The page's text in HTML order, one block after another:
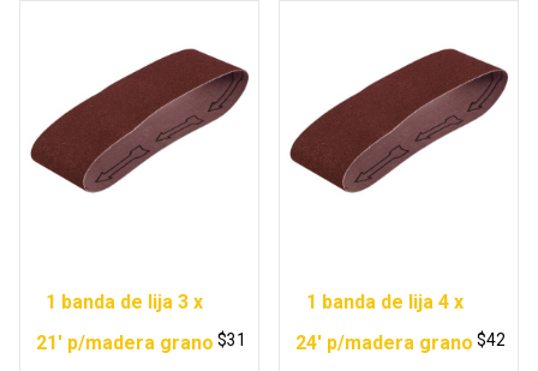
1 banda de lija 3 x
21′ p/madera grano $31
1 banda de lija 4 x
24′ p/madera grano $42